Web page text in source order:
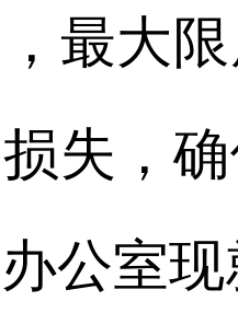
最大
失，
公室